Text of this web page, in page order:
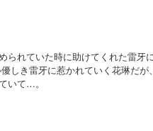
られていた時に助けてくれた雷牙
しき雷牙に惹かれていく花琳だが
いて…。